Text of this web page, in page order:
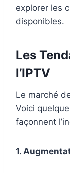
explorer les
disponibles.
Les
l’IPTV
Le marché
Voici
façonnent
1.